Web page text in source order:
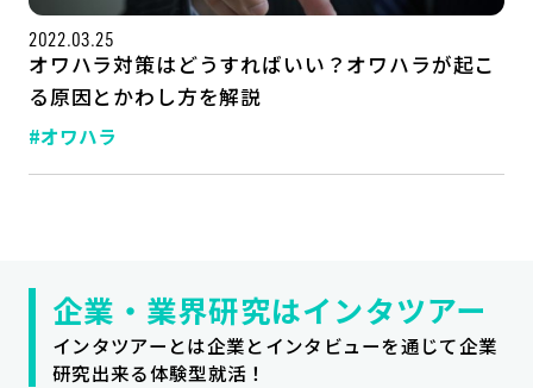
サイトマップ
2022.03.25
オワハラ対策はどうすればいい？オワハラが起こ
る原因とかわし方を解説
#オワハラ
企業・業界研究はインタツアー
インタツアーとは企業とインタビューを通じて企業
研究出来る体験型就活！